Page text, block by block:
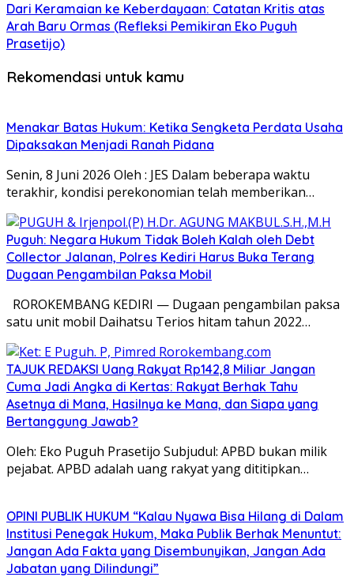
Dari Keramaian ke Keberdayaan: Catatan Kritis atas
Arah Baru Ormas (Refleksi Pemikiran Eko Puguh
Prasetijo)
Rekomendasi untuk kamu
Menakar Batas Hukum: Ketika Sengketa Perdata Usaha
Dipaksakan Menjadi Ranah Pidana
Senin, 8 Juni 2026 Oleh : JES Dalam beberapa waktu
terakhir, kondisi perekonomian telah memberikan…
Puguh: Negara Hukum Tidak Boleh Kalah oleh Debt
Collector Jalanan, Polres Kediri Harus Buka Terang
Dugaan Pengambilan Paksa Mobil
ROROKEMBANG KEDIRI — Dugaan pengambilan paksa
satu unit mobil Daihatsu Terios hitam tahun 2022…
TAJUK REDAKSI Uang Rakyat Rp142,8 Miliar Jangan
Cuma Jadi Angka di Kertas: Rakyat Berhak Tahu
Asetnya di Mana, Hasilnya ke Mana, dan Siapa yang
Bertanggung Jawab?
Oleh: Eko Puguh Prasetijo Subjudul: APBD bukan milik
pejabat. APBD adalah uang rakyat yang dititipkan…
OPINI PUBLIK HUKUM “Kalau Nyawa Bisa Hilang di Dalam
Institusi Penegak Hukum, Maka Publik Berhak Menuntut:
Jangan Ada Fakta yang Disembunyikan, Jangan Ada
Jabatan yang Dilindungi”